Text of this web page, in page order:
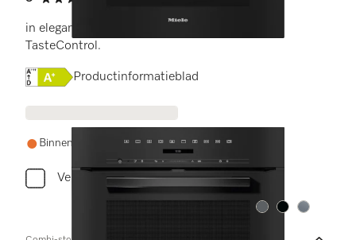
5 sterren op 5
in elegant, zwart design met connectiviteit en
TasteControl.
Online Label Flag, Energielabel
Productinformatieblad
Binnen een week weer op voorraad
Vergelijken
Kleur:Kleur:Kleur: